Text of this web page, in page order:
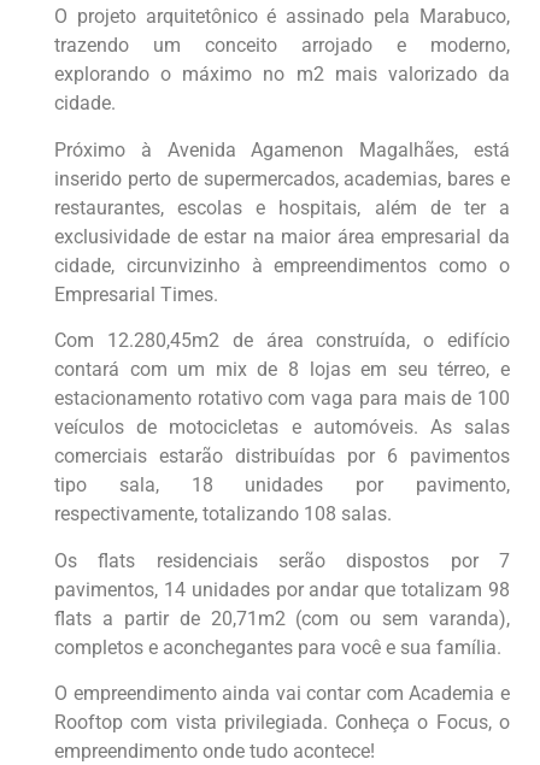
O projeto arquitetônico é assinado pela Marabuco,
trazendo um conceito arrojado e moderno,
explorando o máximo no m2 mais valorizado da
cidade.
Próximo à Avenida Agamenon Magalhães, está
inserido perto de supermercados, academias, bares e
restaurantes, escolas e hospitais, além de ter a
exclusividade de estar na maior área empresarial da
cidade, circunvizinho à empreendimentos como o
Empresarial Times.
Com 12.280,45m2 de área construída, o edifício
contará com um mix de 8 lojas em seu térreo, e
estacionamento rotativo com vaga para mais de 100
veículos de motocicletas e automóveis. As salas
comerciais estarão distribuídas por 6 pavimentos
tipo sala, 18 unidades por pavimento,
respectivamente, totalizando 108 salas.
Os flats residenciais serão dispostos por 7
pavimentos, 14 unidades por andar que totalizam 98
flats a partir de 20,71m2 (com ou sem varanda),
completos e aconchegantes para você e sua família.
O empreendimento ainda vai contar com Academia e
Rooftop com vista privilegiada. Conheça o Focus, o
empreendimento onde tudo acontece!